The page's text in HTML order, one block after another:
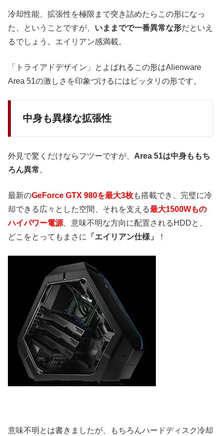
冷却性能、拡張性を極限まで突き詰めたらこの形になっ
た、ということですが、 いままでで一番異常な形だといえ
るでしょう。エイリアン感満載。
「トライアドデザイン」とよばれるこの形はAlienware
Area 51の激しさを印象づけるにはピッタリの形です。
中身も異様な拡張性
外見で驚くだけならフツーですが、 Area 51は中身ももち
ろん異常。
最新のGeForce GTX 980を最大3枚も搭載でき、完璧に冷
却できる広々とした空間、それを支える最大1500Wもの
ハイパワー電源 、意味不明な方向に配置されるHDDと、
どこをとってもまさに
「エイリアン仕様」 ！
意味不明とは書きましたが、もちろんハードディスク冷却